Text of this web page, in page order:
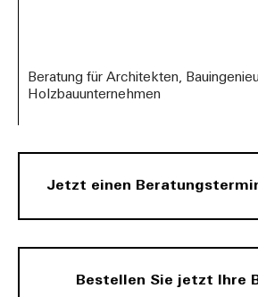
Beratung für Architekten,
Holzbauunternehmen
Jetzt einen
Bestellen Sie jetzt Ihre